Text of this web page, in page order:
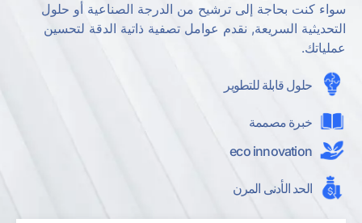
سواء كنت بحاجة إلى ترشيح من الدرجة الصناعية أو حلول
التحديثية السريعة, نقدم عوامل تصفية ذاتية الدقة لتحسين
عملياتك.
حلول قابلة للتطوير
خبرة مصممة
eco innovation
الحد الأدنى المرن